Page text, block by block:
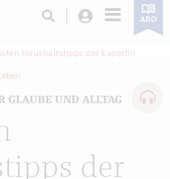
Login ABO
Haushaltstipps der Expertin
der
GLAUBE UND ALLTAG